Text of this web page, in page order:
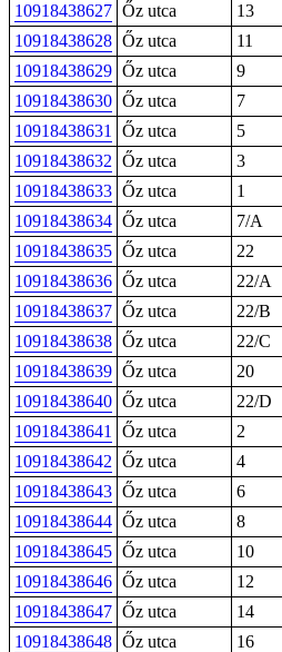
10918438627 Őz utca 13
10918438628 Őz utca 11
10918438629 Őz utca 9
10918438630 Őz utca 7
10918438631
Őz utca 5
10918438632 Őz utca 3
10918438633 Őz utca 1
10918438634 Őz utca 7/A
10918438635 Őz utca 22
10918438636 Őz utca 22/A
10918438637 Őz utca 22/B
10918438638 Őz utca 22/C
10918438639 Őz utca 20
10918438640 Őz utca 22/D
10918438641
Őz utca 2
10918438642 Őz utca 4
10918438643 Őz utca 6
10918438644 Őz utca 8
10918438645 Őz utca 10
10918438646 Őz utca 12
10918438647 Őz utca 14
10918438648 Őz utca 16